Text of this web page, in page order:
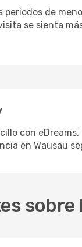
periodos de
se sienta
con
en Wausau
sobre